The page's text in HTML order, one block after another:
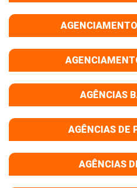
AGÊNCIAS
AGÊNCIAS DE
AGÊNCIAS